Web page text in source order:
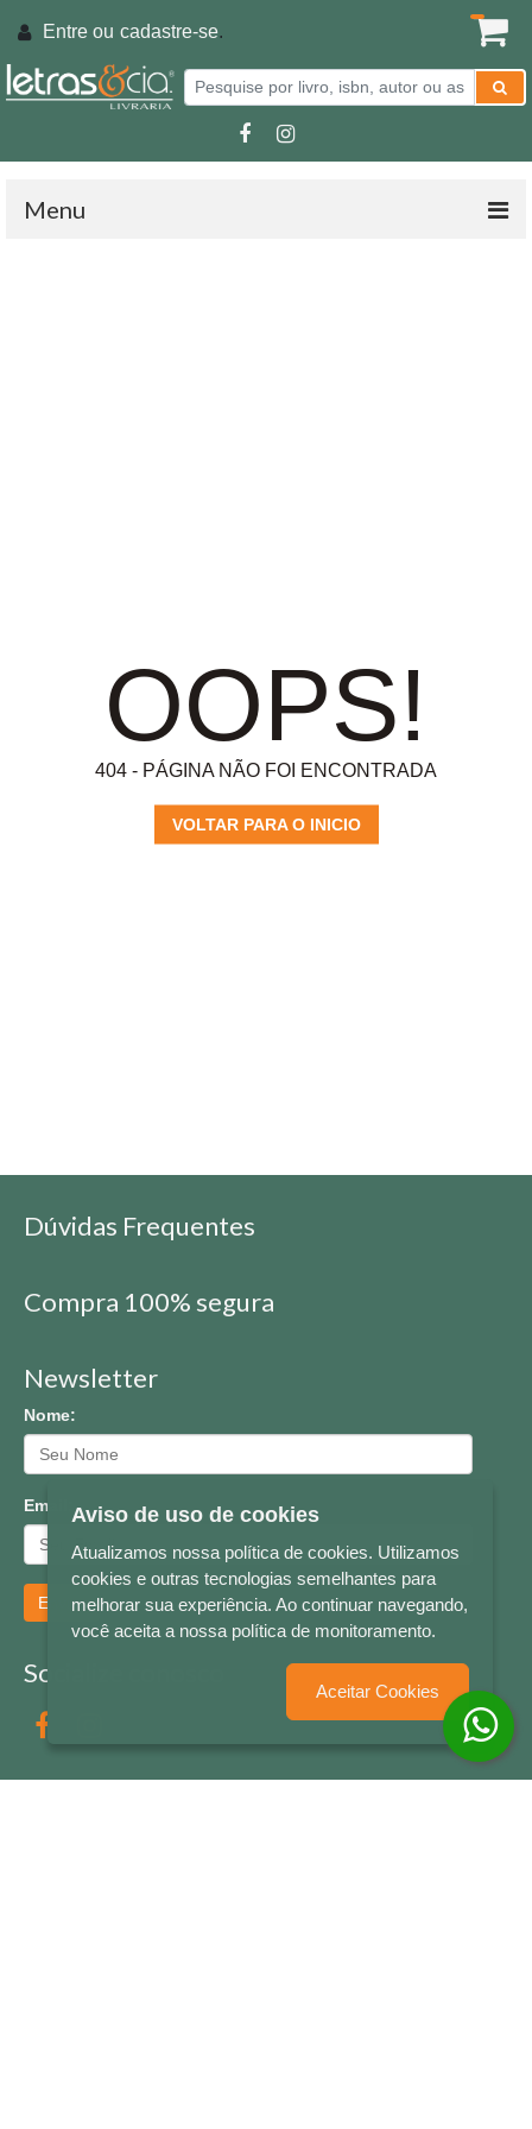
Entre ou cadastre-se.
Menu
OOPS!
404 - PÁGINA NÃO FOI ENCONTRADA
VOLTAR PARA O INICIO
Dúvidas Frequentes
Compra 100% segura
Newsletter
Nome:
Email:
Enviar
Socialize conosco
Aviso de uso de cookies
Atualizamos nossa política de cookies. Utilizamos
cookies e outras tecnologias semelhantes para
melhorar sua experiência. Ao continuar navegando,
você aceita a nossa política de monitoramento.
Aceitar Cookies